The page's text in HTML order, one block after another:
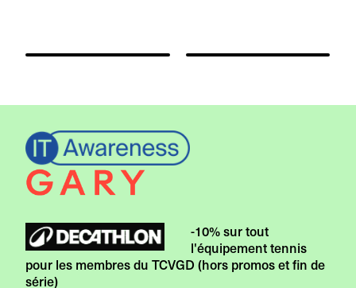
-10% sur tout
l'équipement tennis
pour les membres du TCVGD (hors promos et fin de
série)